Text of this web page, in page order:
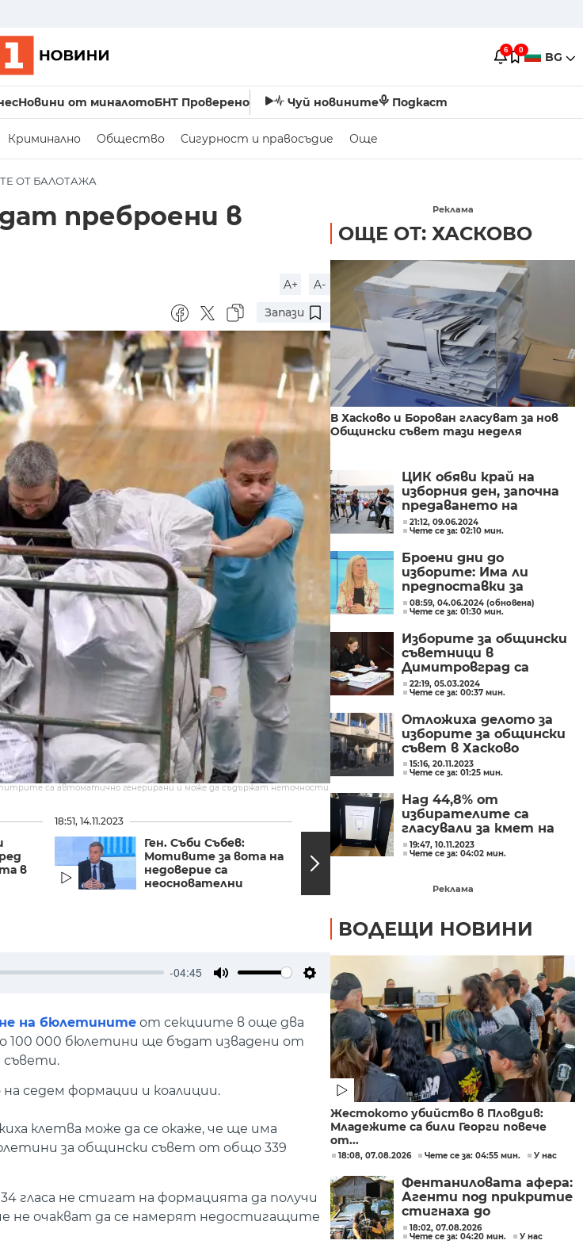
6 0 BG
Новини от миналотоБНТ Проверено Чуй новините Подкаст
Криминално Общество Сигурност и правосъдие Още
ОТ БАЛОТАЖА
преброени в
A+
A-
Запази
са автоматично генерирани и може да съдържат неточности.
в
18:51, 14.11.2023
Ген. Съби Събев:
Мотивите за вота на
недоверие са
неоснователни
18:27, 14.11.2023
Борислав Попов пред
БНТ: Никой не го е
не се...
-04:45
Settings
на бюлетините от секциите в още два
100 000 бюлетини ще бъдат извадени от
съвети.
на седем формации и коалиции.
клетва може да се окаже, че ще има
за общински съвет от общо 339
гласа не стигат на формацията да получи
не очакват да се намерят недостигащите
Реклама
ОЩЕ ОТ: ХАСКОВО
В Хасково и Борован гласуват за нов
Общински съвет тази неделя
ЦИК обяви край на
изборния ден, започна
предаването на
протоколите в РИК
21:12, 09.06.2024
Чете се за: 02:10 мин.
Броени дни до
изборите: Има ли
предпоставки за
повече грешки в
протоколите
08:59, 04.06.2024 (обновена)
Чете се за: 01:30 мин.
Изборите за общински
съветници в
Димитровград са
невалидни
22:19, 05.03.2024
Чете се за: 00:37 мин.
Отложиха делото за
изборите за общински
съвет в Хасково
15:16, 20.11.2023
Чете се за: 01:25 мин.
Над 44,8% от
избирателите са
гласували за кмет на
община с машина на
балотажа
19:47, 10.11.2023
Чете се за: 04:02 мин.
Реклама
ВОДЕЩИ НОВИНИ
Жестокото убийство в Пловдив:
Младежите са били Георги повече
от...
18:08, 07.08.2026 Чете се за: 04:55 мин. У нас
Фентаниловата афера:
Агенти под прикритие
стигнаха до
лабораторията във
„Факултета“
18:02, 07.08.2026
Чете се за: 04:20 мин.
У нас